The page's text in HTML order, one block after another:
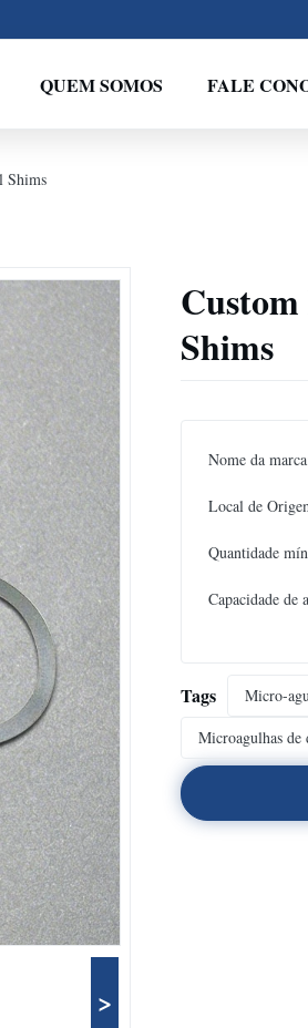
QUEM SOMOS FALE
Shims
>
Shims
Nome da
Local de
Quantidade
Capacidade de
Tags
Micro-
Microagulhas de